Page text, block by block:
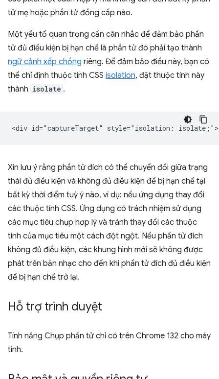
tử mẹ hoặc phần tử đồng cấp nào.
Một yếu tố quan trọng cần cân nhắc để đảm bảo phần
tử đủ điều kiện bị hạn chế là phần tử đó phải tạo thành
ngữ cảnh xếp chồng riêng. Để đảm bảo điều này, bạn có
thể chỉ định thuộc tính CSS isolation, đặt thuộc tính này
thành isolate .
Xin lưu ý rằng phần tử đích có thể chuyển đổi giữa trạng
thái đủ điều kiện và không đủ điều kiện để bị hạn chế tại
bất kỳ thời điểm tuỳ ý nào, ví dụ: nếu ứng dụng thay đổi
các thuộc tính CSS. Ứng dụng có trách nhiệm sử dụng
các mục tiêu chụp hợp lý và tránh thay đổi các thuộc
tính của mục tiêu một cách đột ngột. Nếu phần tử đích
không đủ điều kiện, các khung hình mới sẽ không được
phát trên bản nhạc cho đến khi phần tử đích đủ điều kiện
để bị hạn chế trở lại.
Hỗ trợ trình duyệt
Tính năng Chụp phần tử chỉ có trên Chrome 132 cho máy
tính.